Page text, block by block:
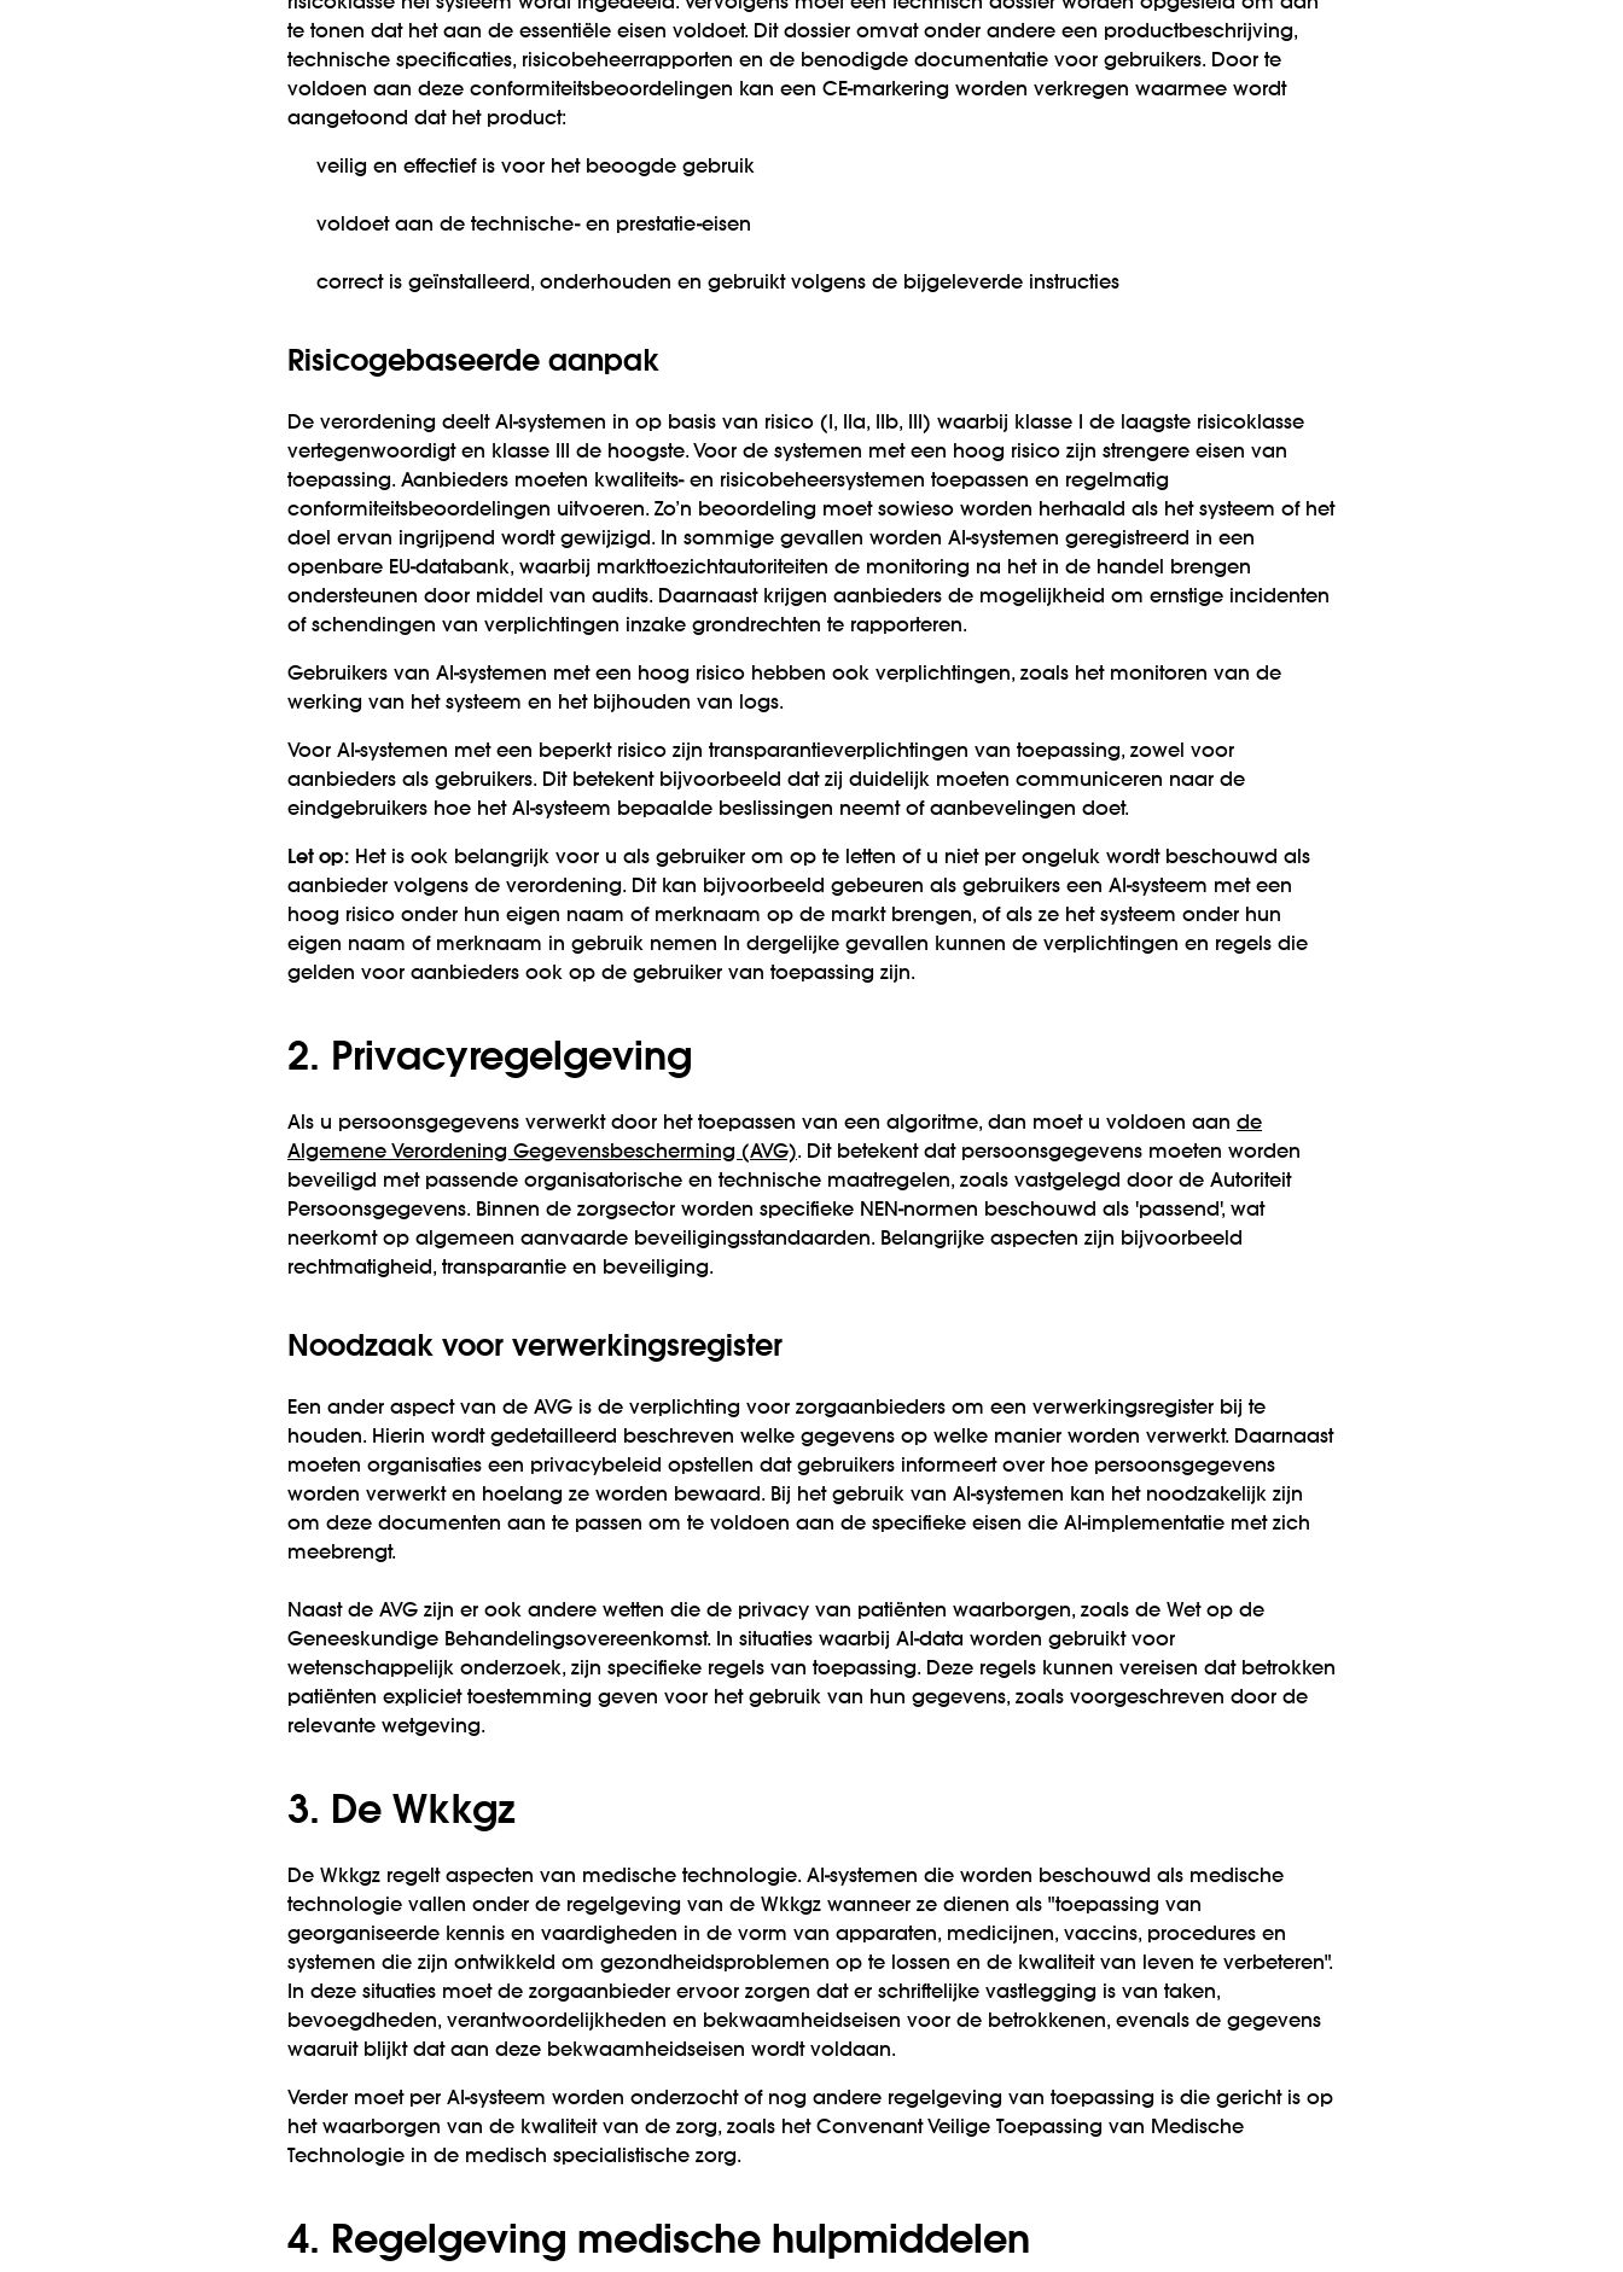
te tonen dat het aan de essentiële eisen voldoet. Dit dossier omvat onder andere een productbeschrijving,
technische specificaties, risicobeheerrapporten en de benodigde documentatie voor gebruikers. Door te
voldoen aan deze conformiteitsbeoordelingen kan een CE-markering worden verkregen waarmee wordt
aangetoond dat het product:
veilig en effectief is voor het beoogde gebruik
voldoet aan de technische- en prestatie-eisen
correct is geïnstalleerd, onderhouden en gebruikt volgens de bijgeleverde instructies
Risicogebaseerde aanpak
De verordening deelt AI-systemen in op basis van risico (I, IIa, IIb, III) waarbij klasse I de laagste risicoklasse
vertegenwoordigt en klasse III de hoogste. Voor de systemen met een hoog risico zijn strengere eisen van
toepassing. Aanbieders moeten kwaliteits- en risicobeheersystemen toepassen en regelmatig
conformiteitsbeoordelingen uitvoeren. Zo’n beoordeling moet sowieso worden herhaald als het systeem of het
doel ervan ingrijpend wordt gewijzigd. In sommige gevallen worden AI-systemen geregistreerd in een
openbare EU-databank, waarbij markttoezichtautoriteiten de monitoring na het in de handel brengen
ondersteunen door middel van audits. Daarnaast krijgen aanbieders de mogelijkheid om ernstige incidenten
of schendingen van verplichtingen inzake grondrechten te rapporteren.
Gebruikers van AI-systemen met een hoog risico hebben ook verplichtingen, zoals het monitoren van de
werking van het systeem en het bijhouden van logs.
Voor AI-systemen met een beperkt risico zijn transparantieverplichtingen van toepassing, zowel voor
aanbieders als gebruikers. Dit betekent bijvoorbeeld dat zij duidelijk moeten communiceren naar de
eindgebruikers hoe het AI-systeem bepaalde beslissingen neemt of aanbevelingen doet.
Let op: Het is ook belangrijk voor u als gebruiker om op te letten of u niet per ongeluk wordt beschouwd als
aanbieder volgens de verordening. Dit kan bijvoorbeeld gebeuren als gebruikers een AI-systeem met een
hoog risico onder hun eigen naam of merknaam op de markt brengen, of als ze het systeem onder hun
eigen naam of merknaam in gebruik nemen In dergelijke gevallen kunnen de verplichtingen en regels die
gelden voor aanbieders ook op de gebruiker van toepassing zijn.
2. Privacyregelgeving
Als u persoonsgegevens verwerkt door het toepassen van een algoritme, dan moet u voldoen aan de
Algemene Verordening Gegevensbescherming (AVG). Dit betekent dat persoonsgegevens moeten worden
beveiligd met passende organisatorische en technische maatregelen, zoals vastgelegd door de Autoriteit
Persoonsgegevens. Binnen de zorgsector worden specifieke NEN-normen beschouwd als 'passend', wat
neerkomt op algemeen aanvaarde beveiligingsstandaarden. Belangrijke aspecten zijn bijvoorbeeld
rechtmatigheid, transparantie en beveiliging.
Noodzaak voor verwerkingsregister
Een ander aspect van de AVG is de verplichting voor zorgaanbieders om een verwerkingsregister bij te
houden. Hierin wordt gedetailleerd beschreven welke gegevens op welke manier worden verwerkt. Daarnaast
moeten organisaties een privacybeleid opstellen dat gebruikers informeert over hoe persoonsgegevens
worden verwerkt en hoelang ze worden bewaard. Bij het gebruik van AI-systemen kan het noodzakelijk zijn
om deze documenten aan te passen om te voldoen aan de specifieke eisen die AI-implementatie met zich
meebrengt.
Naast de AVG zijn er ook andere wetten die de privacy van patiënten waarborgen, zoals de Wet op de
Geneeskundige Behandelingsovereenkomst. In situaties waarbij AI-data worden gebruikt voor
wetenschappelijk onderzoek, zijn specifieke regels van toepassing. Deze regels kunnen vereisen dat betrokken
patiënten expliciet toestemming geven voor het gebruik van hun gegevens, zoals voorgeschreven door de
relevante wetgeving.
3. De Wkkgz
De Wkkgz regelt aspecten van medische technologie. AI-systemen die worden beschouwd als medische
technologie vallen onder de regelgeving van de Wkkgz wanneer ze dienen als "toepassing van
georganiseerde kennis en vaardigheden in de vorm van apparaten, medicijnen, vaccins, procedures en
systemen die zijn ontwikkeld om gezondheidsproblemen op te lossen en de kwaliteit van leven te verbeteren".
In deze situaties moet de zorgaanbieder ervoor zorgen dat er schriftelijke vastlegging is van taken,
bevoegdheden, verantwoordelijkheden en bekwaamheidseisen voor de betrokkenen, evenals de gegevens
waaruit blijkt dat aan deze bekwaamheidseisen wordt voldaan.
Verder moet per AI-systeem worden onderzocht of nog andere regelgeving van toepassing is die gericht is op
het waarborgen van de kwaliteit van de zorg, zoals het Convenant Veilige Toepassing van Medische
Technologie in de medisch specialistische zorg.
4. Regelgeving medische hulpmiddelen